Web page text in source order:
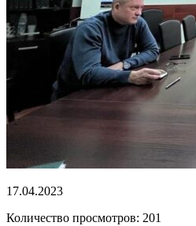
17.04.2023
Количество просмотров: 201